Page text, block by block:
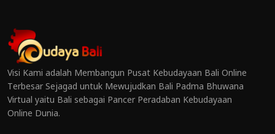
Visi Kami adalah Membangun Pusat Kebudayaan Bali Online
Terbesar Sejagad untuk Mewujudkan Bali Padma Bhuwana
Virtual yaitu Bali sebagai Pancer Peradaban Kebudayaan
Online Dunia.